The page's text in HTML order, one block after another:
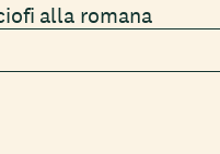
alla romana